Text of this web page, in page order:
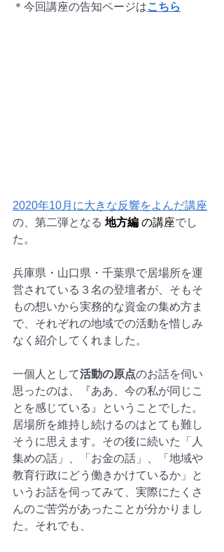
＊今回講座の告知ページはこちら
2020年10月に大きな反響をよんだ講座
の、第二弾となる 地方編 の講座でし
た。
兵庫県・山口県・千葉県で居場所を運
営されている３名の登壇者が、そもそ
もの想いから実務的な資金の集め方ま
で、それぞれの地域での活動を惜しみ
なく紹介してくれました。
一個人として活動の原点のお話を伺い
思ったのは、『ああ、今の私が同じこ
とを感じている』ということでした。
居場所を維持し続けるのはとても難し
そうに思えます。その後に続いた「人
集めの話」、「お金の話」、「地域や
教育行政にどう働きかけているか」と
いうお話を伺ってみて、実際にたくさ
んのご苦労があったことが分かりまし
た。それでも、